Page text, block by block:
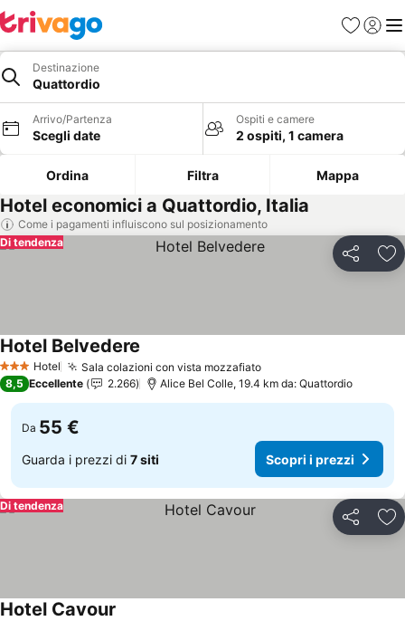
PreferitiAccedi
Destinazione
Quattordio
Arrivo/Partenza
Scegli date
Ospiti e camere
2 ospiti, 1 camera
Ordina Filtra Mappa
Hotel economici a Quattordio, Italia
Come i pagamenti influiscono sul posizionamento
Condividi
Di tendenza
3 StelleHotel Sala colazioni con vista mozzafiatoScopri i prezzi
Hotel Belvedere
8,5 Eccellente 2.266 Alice Bel Colle, 19.4 km da: Quattordio
Da 55 €
Guarda i prezzi di 7 siti Scopri i prezzi
Condividi
Di tendenza
Hotel Cavour